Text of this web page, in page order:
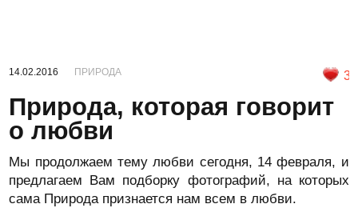
14.02.2016 ПРИРОДА 3
Природа, которая говорит
о любви
Мы продолжаем тему любви сегодня, 14 февраля, и
предлагаем Вам подборку фотографий, на которых
сама Природа признается нам всем в любви.